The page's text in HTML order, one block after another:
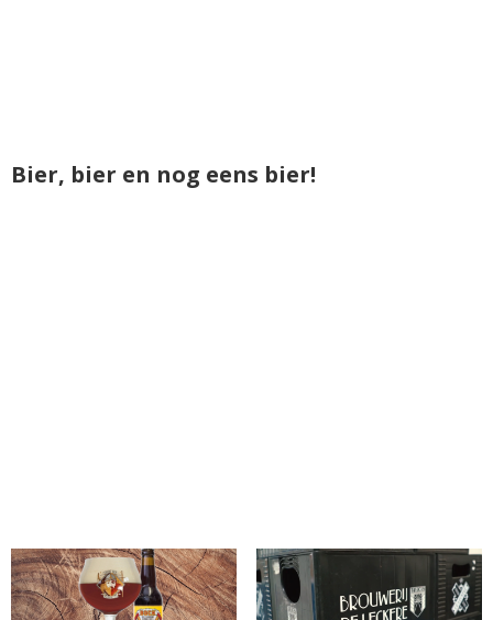
Bier, bier en nog eens bier!